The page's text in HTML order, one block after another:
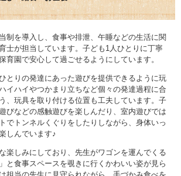
制を導入し、食事や排泄、午睡などの生活に関
士が担当しています。子ども1人ひとりに丁寧
育園で安心して過ごせるようにしています。
とりの発達にあった遊びを提供できるように玩
イハイやつかまり立ちなど個々の発達過程に合
、玩具を取り付ける位置も工夫しています。子
びなどの感触遊びを楽しんだり、室内遊びでは
でトンネルくぐりをしたりしながら、身体いっ
しんでいます♪
楽しみにしており、先生がワゴンを運んでくる
と食事スペースを覗きに行くかわいい姿が見ら
園児アルバム
入園のご案内
よくあるご質問
プライバシーポリシー
ケイアイクラブ